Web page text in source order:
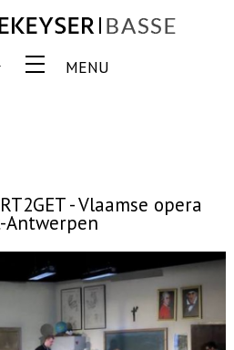
MENU
- Vlaamse opera
Antwerpen